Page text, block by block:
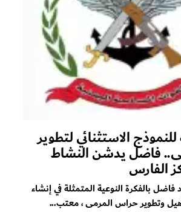
الاستثنائي لتطوير
فاضل يدشن النشاط
الفارس
بالفكرة النوعية المتمثلة في إنشاء
وتطوير حراس المرمى ، معتب...